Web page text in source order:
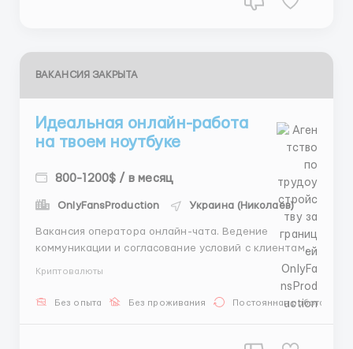
ВАКАНСИЯ ЗАКРЫТА
Идеальная онлайн-работа
на твоем ноутбуке
800-1200$ / в месяц
OnlyFansProduction Украина (Николаев)
Вакансия оператора онлайн-чата. Ведение
коммуникации и согласование условий с клиентами.
Нужен свой ПК или ноутбук 🖥 Формат графиков: 6/1,
конфиденциальность, личные данные не нужны.
Криптовалюты
Без опыта Без проживания Постоянная работа